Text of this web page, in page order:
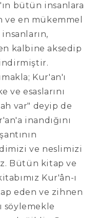
bütün insanlara
en mükemmel
kalbine aksedip
indirmiştir.
Kur'an'ı
ve esaslarını
var" deyip de
inandığını
ve neslimizi
Bütün kitap ve
Kur'ân-ı
eden ve zihnen
söylemekle